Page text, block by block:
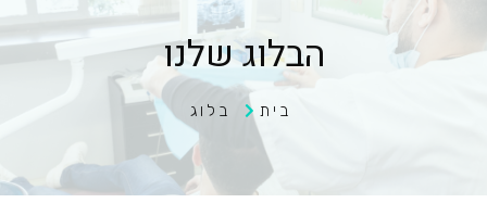
הבלוג שלנו
בית בלוג